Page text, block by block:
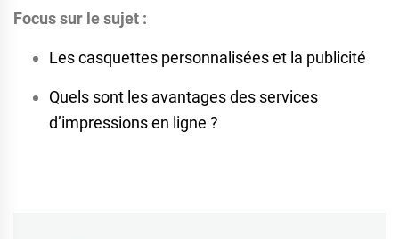
Focus sur le sujet :
Les casquettes personnalisées et la publicité
Quels sont les avantages des services
d’impressions en ligne ?